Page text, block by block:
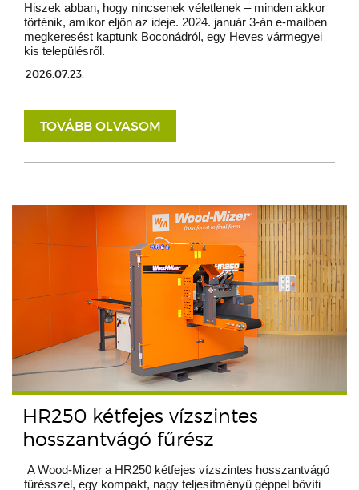
Hiszek abban, hogy nincsenek véletlenek – minden akkor
történik, amikor eljön az ideje. 2024. január 3-án e-mailben
megkeresést kaptunk Boconádról, egy Heves vármegyei
kis településről.
2026.07.23.
TOVÁBB OLVASOM
HR250 kétfejes vízszintes
hosszantvágó fűrész
A Wood-Mizer a HR250 kétfejes vízszintes hosszantvágó
fűrésszel, egy kompakt, nagy teljesítményű géppel bővíti